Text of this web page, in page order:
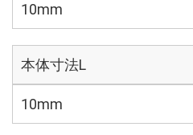
10mm
本体寸法L
10mm